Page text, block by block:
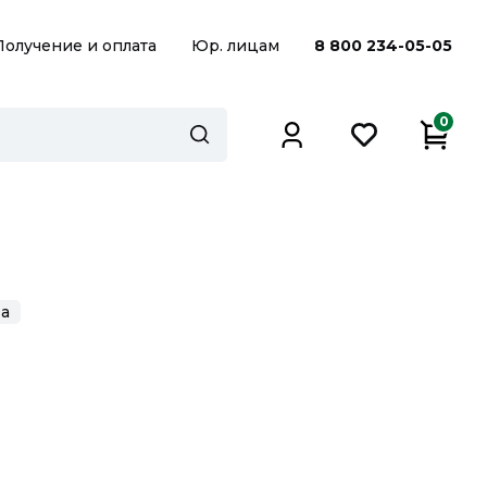
и оплата Юр. лицам 8 800 234-05-05
0